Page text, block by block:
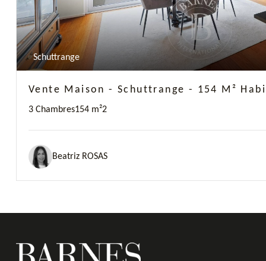
Schuttrange
Vente Maison - Schuttrange - 154 M²
3 Chambres154 m²2
Beatriz ROSAS